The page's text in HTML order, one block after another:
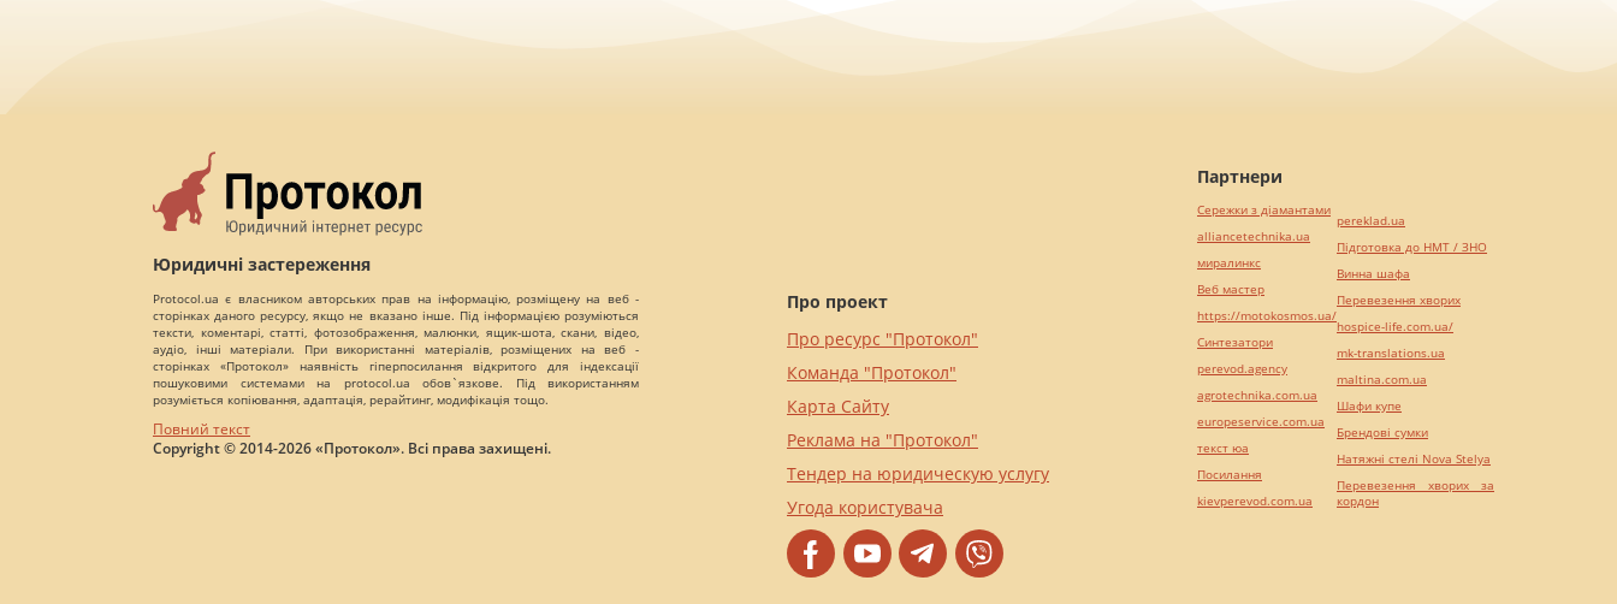
Юридичні застереження
Protocol.ua є власником авторських прав на інформацію, розміщену на веб -
сторінках даного ресурсу, якщо не вказано інше. Під інформацією розуміються
тексти, коментарі, статті, фотозображення, малюнки, ящик-шота, скани, відео,
аудіо, інші матеріали. При використанні матеріалів, розміщених на веб -
сторінках «Протокол» наявність гіперпосилання відкритого для індексації
пошуковими системами на protocol.ua обов`язкове. Під використанням
розуміється копіювання, адаптація, рерайтинг, модифікація тощо.
Повний текст
Copyright © 2014-2026 «Протокол». Всі права захищені.
Про проект
Про ресурс "Протокол"
Команда "Протокол"
Карта Сайту
Реклама на "Протокол"
Тендер на юридическую услугу
Угода користувача
Партнери
Сережки з діамантами
alliancetechnika.ua
миралинкс
Веб мастер
https://motokosmos.ua/
Синтезатори
perevod.agency
agrotechnika.com.ua
europeservice.com.ua
текст юа
Посилання
kievperevod.com.ua
pereklad.ua
Підготовка до НМТ / ЗНО
Винна шафа
Перевезення хворих
hospice-life.com.ua/
mk-translations.ua
maltina.com.ua
Шафи купе
Брендові сумки
Натяжні стелі Nova Stelya
Перевезення хворих за
кордон